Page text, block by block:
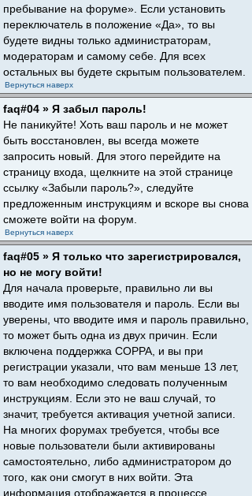
пребывание на форуме». Если установить
переключатель в положение «Да», то вы
будете видны только администраторам,
модераторам и самому себе. Для всех
остальных вы будете скрытым пользователем.
Вернуться наверх
faq#04 » Я забыл пароль!
Не паникуйте! Хоть ваш пароль и не может
быть восстановлен, вы всегда можете
запросить новый. Для этого перейдите на
страницу входа, щелкните на этой странице
ссылку «Забыли пароль?», следуйте
предложенным инструкциям и вскоре вы снова
сможете войти на форум.
Вернуться наверх
faq#05 » Я только что зарегистрировался,
но не могу войти!
Для начала проверьте, правильно ли вы
вводите имя пользователя и пароль. Если вы
уверены, что вводите имя и пароль правильно,
то может быть одна из двух причин. Если
включена поддержка COPPA, и вы при
регистрации указали, что вам меньше 13 лет,
то вам необходимо следовать полученным
инструкциям. Если это не ваш случай, то
значит, требуется активация учетной записи.
На многих форумах требуется, чтобы все
новые пользователи были активированы
самостоятельно, либо администратором до
того, как они смогут в них войти. Эта
информация отображается в процессе